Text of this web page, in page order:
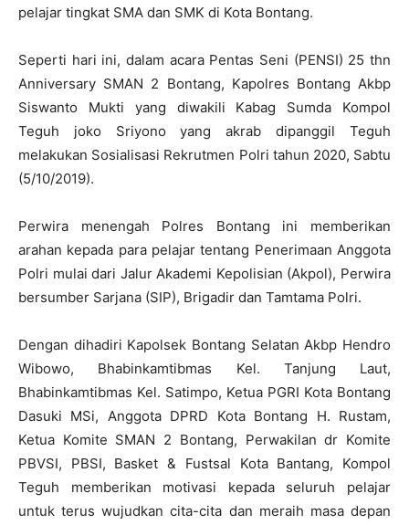
pelajar tingkat SMA dan SMK di Kota Bontang.
Seperti hari ini, dalam acara Pentas Seni (PENSI) 25 thn
Anniversary SMAN 2 Bontang, Kapolres Bontang Akbp
Siswanto Mukti yang diwakili Kabag Sumda Kompol
Teguh joko Sriyono yang akrab dipanggil Teguh
melakukan Sosialisasi Rekrutmen Polri tahun 2020, Sabtu
(5/10/2019).
Perwira menengah Polres Bontang ini memberikan
arahan kepada para pelajar tentang Penerimaan Anggota
Polri mulai dari Jalur Akademi Kepolisian (Akpol), Perwira
bersumber Sarjana (SIP), Brigadir dan Tamtama Polri.
Dengan dihadiri Kapolsek Bontang Selatan Akbp Hendro
Wibowo, Bhabinkamtibmas Kel. Tanjung Laut,
Bhabinkamtibmas Kel. Satimpo, Ketua PGRI Kota Bontang
Dasuki MSi, Anggota DPRD Kota Bontang H. Rustam,
Ketua Komite SMAN 2 Bontang, Perwakilan dr Komite
PBVSI, PBSI, Basket & Fustsal Kota Bantang, Kompol
Teguh memberikan motivasi kepada seluruh pelajar
untuk terus wujudkan cita-cita dan meraih masa depan